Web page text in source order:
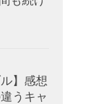
】感想
うキャ